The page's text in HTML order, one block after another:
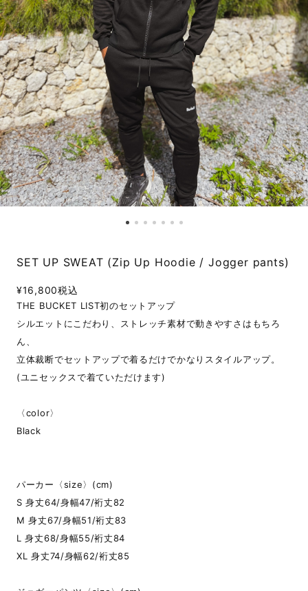
SET UP SWEAT (Zip Up Hoodie / Jogger pants)
¥16,800税込
THE BUCKET LIST初のセットアップ
シルエットにこだわり、ストレッチ素材で動きやすさはもちろ
ん、
立体裁断でセットアップで着るだけでかなりスタイルアップ。
(ユニセックスで着ていただけます)
〈color〉
Black
パーカー〈size〉(cm)
S 身丈64/身幅47/裄丈82
M 身丈67/身幅51/裄丈83
L 身丈68/身幅55/裄丈84
XL 身丈74/身幅62/裄丈85